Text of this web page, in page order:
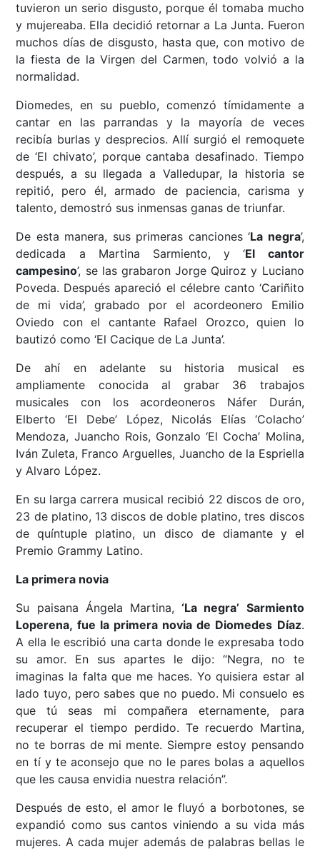
tuvieron un serio disgusto, porque él tomaba mucho
y mujereaba. Ella decidió retornar a La Junta. Fueron
muchos días de disgusto, hasta que, con motivo de
la fiesta de la Virgen del Carmen, todo volvió a la
normalidad.
Diomedes, en su pueblo, comenzó tímidamente a
cantar en las parrandas y la mayoría de veces
recibía burlas y desprecios. Allí surgió el remoquete
de ‘El chivato’, porque cantaba desafinado. Tiempo
después, a su llegada a Valledupar, la historia se
repitió, pero él, armado de paciencia, carisma y
talento, demostró sus inmensas ganas de triunfar.
De esta manera, sus primeras canciones ‘La negra’,
dedicada a Martina Sarmiento, y ‘El cantor
campesino’, se las grabaron Jorge Quiroz y Luciano
Poveda. Después apareció el célebre canto ‘Cariñito
de mi vida’, grabado por el acordeonero Emilio
Oviedo con el cantante Rafael Orozco, quien lo
bautizó como ‘El Cacique de La Junta’.
De ahí en adelante su historia musical es
ampliamente conocida al grabar 36 trabajos
musicales con los acordeoneros Náfer Durán,
Elberto ‘El Debe’ López, Nicolás Elías ‘Colacho’
Mendoza, Juancho Rois, Gonzalo ‘El Cocha’ Molina,
Iván Zuleta, Franco Arguelles, Juancho de la Espriella
y Alvaro López.
En su larga carrera musical recibió 22 discos de oro,
23 de platino, 13 discos de doble platino, tres discos
de quíntuple platino, un disco de diamante y el
Premio Grammy Latino.
La primera novia
Su paisana Ángela Martina,‘La negra’ Sarmiento
Loperena, fue la primera novia de Diomedes Díaz.
A ella le escribió una carta donde le expresaba todo
su amor. En sus apartes le dijo: “Negra, no te
imaginas la falta que me haces. Yo quisiera estar al
lado tuyo, pero sabes que no puedo. Mi consuelo es
que tú seas mi compañera eternamente, para
recuperar el tiempo perdido. Te recuerdo Martina,
no te borras de mi mente. Siempre estoy pensando
en tí y te aconsejo que no le pares bolas a aquellos
que les causa envidia nuestra relación”.
Después de esto, el amor le fluyó a borbotones, se
expandió como sus cantos viniendo a su vida más
mujeres. A cada mujer además de palabras bellas le